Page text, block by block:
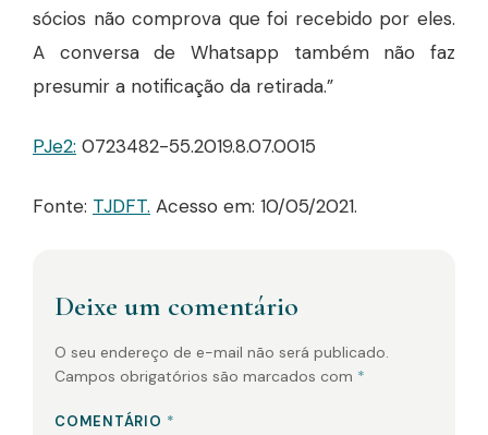
sócios não comprova que foi recebido por eles.
A conversa de Whatsapp também não faz
presumir a notificação da retirada.”
PJe2: 0723482-55.2019.8.07.0015
Fonte: TJDFT. Acesso em: 10/05/2021.
Deixe um comentário
O seu endereço de e-mail não será publicado.
Campos obrigatórios são marcados com *
COMENTÁRIO *